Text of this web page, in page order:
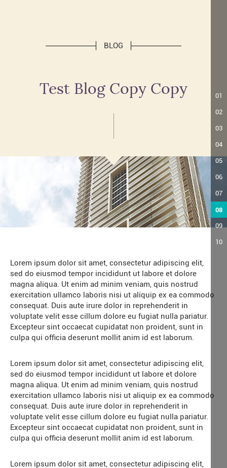
01
02
03
04
05
06
07
08
09
10
BLOG
Test Blog Copy Copy
Lorem ipsum dolor sit amet, consectetur adipiscing elit,
sed do eiusmod tempor incididunt ut labore et dolore
magna aliqua. Ut enim ad minim veniam, quis nostrud
exercitation ullamco laboris nisi ut aliquip ex ea commodo
consequat. Duis aute irure dolor in reprehenderit in
voluptate velit esse cillum dolore eu fugiat nulla pariatur.
Excepteur sint occaecat cupidatat non proident, sunt in
culpa qui officia deserunt mollit anim id est laborum.
Lorem ipsum dolor sit amet, consectetur adipiscing elit,
sed do eiusmod tempor incididunt ut labore et dolore
magna aliqua. Ut enim ad minim veniam, quis nostrud
exercitation ullamco laboris nisi ut aliquip ex ea commodo
consequat. Duis aute irure dolor in reprehenderit in
voluptate velit esse cillum dolore eu fugiat nulla pariatur.
Excepteur sint occaecat cupidatat non proident, sunt in
culpa qui officia deserunt mollit anim id est laborum.
Lorem ipsum dolor sit amet, consectetur adipiscing elit,